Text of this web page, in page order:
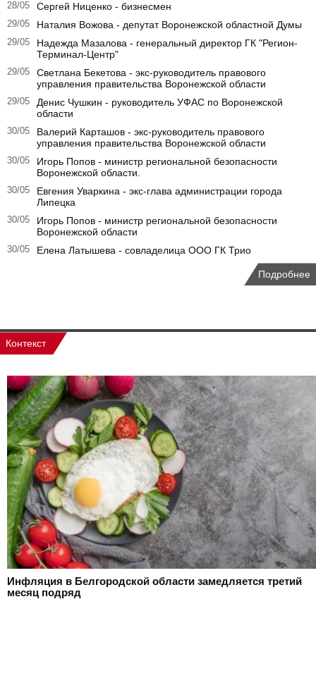
28/05 Сергей Ниценко - бизнесмен
29/05 Наталия Вожова - депутат Воронежской областной Думы
29/05
Надежда Мазалова - генеральный директор ГК "Регион-
Терминал-Центр"
29/05
Светлана Бекетова - экс-руководитель правового
управления правительства Воронежской области
29/05
Денис Чушкин - руководитель УФАС по Воронежской
области
30/05
Валерий Карташов - экс-руководитель правового
управления правительства Воронежской области
30/05
Игорь Попов - министр региональной безопасности
Воронежской области.
30/05
Евгения Уваркина - экс-глава администрации города
Липецка
30/05
Игорь Попов - министр региональной безопасности
Воронежской области
30/05 Елена Латышева - совладелица ООО ГК Трио
Подробнее
Контекст
Инфляция в Белгородской области замедляется третий
месяц подряд